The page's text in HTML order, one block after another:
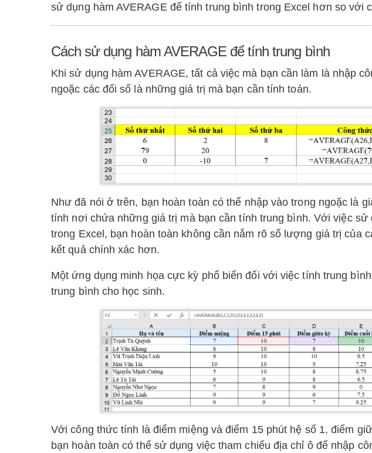
sử dụng hàm AVERAGE để tính trung bình trong Excel hơn so với
Cách sử dụng hàm AVERAGE để tính trung bình
Khi sử dụng hàm AVERAGE, tất cả việc mà bạn cần làm là nhập
ngoặc các đối số là những giá trị mà bạn cần tính toán.
Như đã nói ở trên, bạn hoàn toàn có thể nhập vào trong ngoặc là
tính nơi chứa những giá trị mà bạn cần tính trung bình. Với việc sử
trong Excel, bạn hoàn toàn không cần nắm rõ số lượng giá trị của
kết quả chính xác hơn.
Một ứng dụng minh họa cực kỳ phổ biến đối với việc tính trung
trung bình cho học sinh.
Với công thức tính là điểm miệng và điểm 15 phút hệ số 1, điểm
bạn hoàn toàn có thể sử dụng việc tham chiếu địa chỉ ô để nhập